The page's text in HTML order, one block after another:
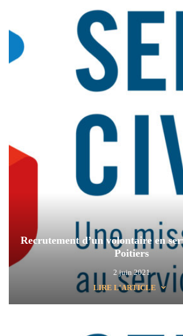
Recrutement d’un volontaire en
Poitiers
2 juin 2021
LIRE L'ARTICLE